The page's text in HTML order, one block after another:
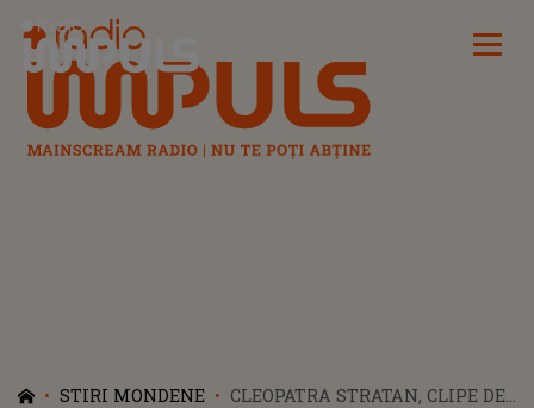
Radio Impuls
STIRI MONDENE
CLEOPATRA STRATAN, CLIPE DE